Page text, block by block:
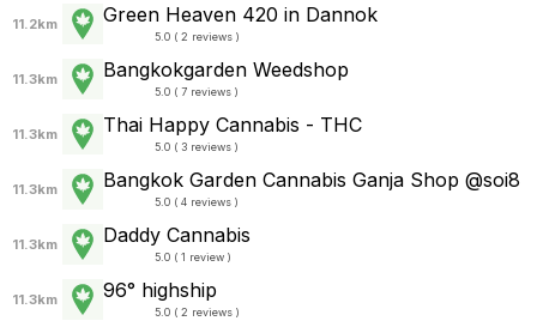
11.2km Green Heaven 420 in Dannok
5.0 ( 2 reviews )
11.3km Bangkokgarden Weedshop
5.0 ( 7 reviews )
11.3km Thai Happy Cannabis - THC
5.0 ( 3 reviews )
11.3km Bangkok Garden Cannabis Ganja Shop @soi8
5.0 ( 4 reviews )
11.3km Daddy Cannabis
5.0 ( 1 review )
11.3km 96° highship
5.0 ( 2 reviews )